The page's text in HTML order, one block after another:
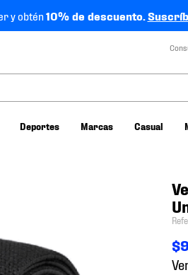
y obtén10% de descuento.
Deportes Marcas Casual
$